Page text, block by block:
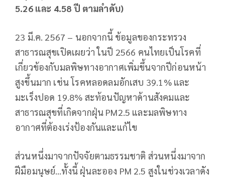
5.26 และ 4.58 ปี ตามลำดับ)
23 มี.ค. 2567 – นอกจากนี้ ข้อมูลของกระทรวง
สาธารณสุขเปิดเผยว่า ในปี 2566 คนไทยเป็นโรคที่
เกี่ยวข้องกับมลพิษทางอากาศเพิ่มขึ้นจากปีก่อนหน้า
สูงขึ้นมาก เช่น โรคหลอดลมอักเสบ 39.1% และ
มะเร็งปอด 19.8% สะท้อนปัญหาด้านสังคมและ
สาธารณสุขที่เกิดจากฝุ่น PM2.5 และมลพิษทาง
อากาศที่ต้องเร่งป้องกันและแก้ไข
ส่วนหนึ่งมาจากปัจจัยตามธรรมชาติ ส่วนหนึ่งมาจาก
ฝีมือมนุษย์…ทั้งนี้ ฝุ่นละออง PM 2.5 สูงในช่วงเวลาดัง